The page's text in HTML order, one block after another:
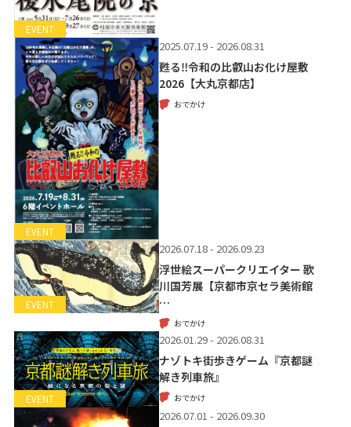
EVENT
EVENT
2025.07.19 - 2026.08.31
甦る‼令和の比叡山お化け屋敷
2026【大丸京都店】
おでかけ
EVENT
2026.07.18 - 2026.09.23
浮世絵スーパークリエイター 歌
川国芳展【京都市京セラ美術館
…
おでかけ
EVENT
2026.01.29 - 2026.08.31
ナゾトキ街歩きゲーム『京都謎
解き列車旅』
おでかけ
2026.07.01 - 2026.09.30